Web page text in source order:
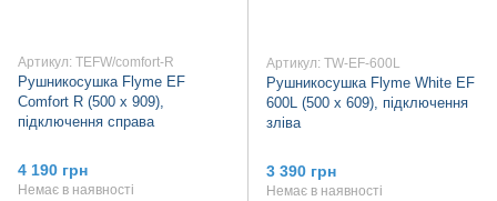
Артикул: TEFW/comfort-R
Рушникосушка Flyme EF
Comfort R (500 х 909),
підключення справа
4 190 грн
Немає в наявності
Артикул: TW-EF-600L
Рушникосушка Flyme White EF
600L (500 х 609), підключення
зліва
3 390 грн
Немає в наявності